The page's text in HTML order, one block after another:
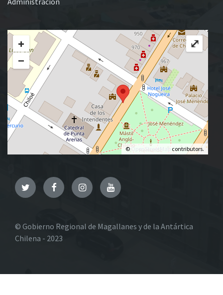
+
−
© OpenStreetMap contributors.
⤢
TwitterFacebookInstagramYouTube
© Gobierno Regional de Magallanes y de la Antártica
Chilena - 2023